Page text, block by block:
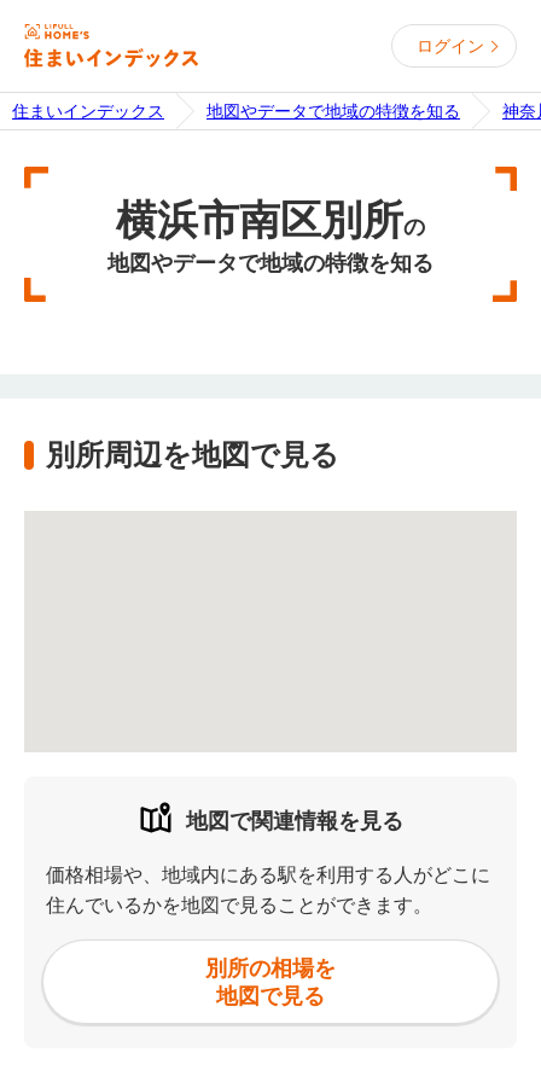
ログイン
住まいインデックス 地図やデータで地域の特徴を知る 神奈
横浜市南区別所の
地図やデータで地域の特徴を知る
別所周辺を地図で見る
地図で関連情報を見る
価格相場や、地域内にある駅を利用する人がどこに
住んでいるかを地図で見ることができます。
別所の相場を
地図で見る